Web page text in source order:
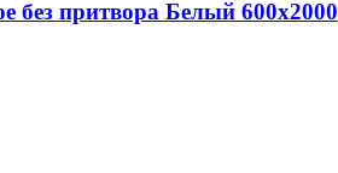
без притвора Белый 600х2000